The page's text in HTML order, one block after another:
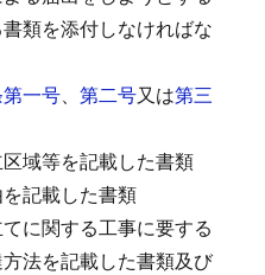
類を添付しなければな
一号、 第二号又は第三
域等を記載した書類
記載した書類
に関する工事に要する
法を記載した書類及び